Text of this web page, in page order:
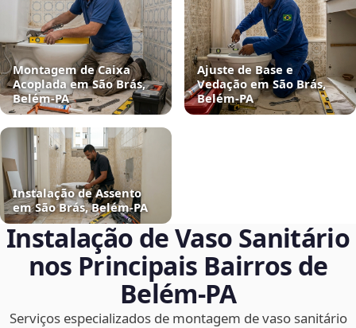
Montagem de Caixa
Acoplada em São Brás,
Belém‑PA
Ajuste de Base e
Vedação em São Brás,
Belém‑PA
Instalação de Assento
em São Brás, Belém‑PA
Instalação de Vaso Sanitário
nos Principais Bairros de
Belém‑PA
Serviços especializados de montagem de vaso sanitário